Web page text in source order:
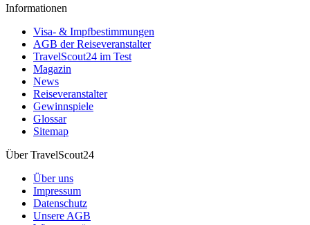
Informationen
Visa- & Impfbestimmungen
AGB der Reiseveranstalter
TravelScout24 im Test
Magazin
News
Reiseveranstalter
Gewinnspiele
Glossar
Sitemap
Über TravelScout24
Über uns
Impressum
Datenschutz
Unsere AGB